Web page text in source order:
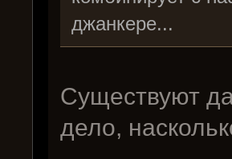
джанкере...
Существуют
дело,